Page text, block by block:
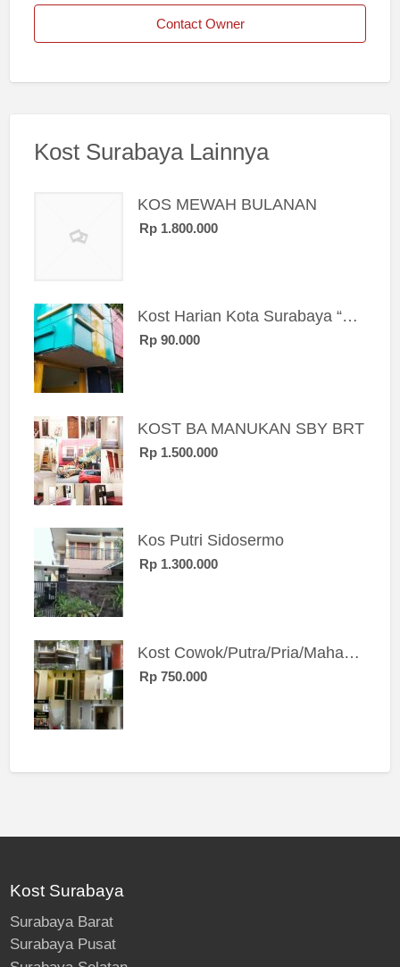
Contact Owner
Kost Surabaya Lainnya
KOS MEWAH BULANAN
Rp 1.800.000
Kost Harian Kota Surabaya “Sierra Kost”
Rp 90.000
KOST BA MANUKAN SBY BRT
Rp 1.500.000
Kos Putri Sidosermo
Rp 1.300.000
Kost Cowok/Putra/Pria/Mahasiswa/Karyawan SIngle eksklusif bangunan baru
Rp 750.000
Kost Surabaya
Surabaya Barat
Surabaya Pusat